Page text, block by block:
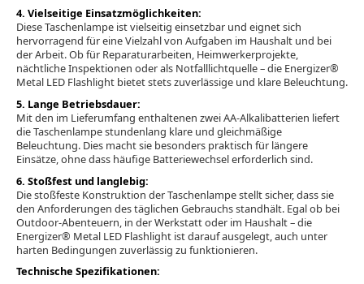
4. Vielseitige Einsatzmöglichkeiten:
Diese Taschenlampe ist vielseitig einsetzbar und eignet sich
hervorragend für eine Vielzahl von Aufgaben im Haushalt und bei
der Arbeit. Ob für Reparaturarbeiten, Heimwerkerprojekte,
nächtliche Inspektionen oder als Notfalllichtquelle – die Energizer®
Metal LED Flashlight bietet stets zuverlässige und klare Beleuchtung.
5. Lange Betriebsdauer:
Mit den im Lieferumfang enthaltenen zwei AA-Alkalibatterien liefert
die Taschenlampe stundenlang klare und gleichmäßige
Beleuchtung. Dies macht sie besonders praktisch für längere
Einsätze, ohne dass häufige Batteriewechsel erforderlich sind.
6. Stoßfest und langlebig:
Die stoßfeste Konstruktion der Taschenlampe stellt sicher, dass sie
den Anforderungen des täglichen Gebrauchs standhält. Egal ob bei
Outdoor-Abenteuern, in der Werkstatt oder im Haushalt – die
Energizer® Metal LED Flashlight ist darauf ausgelegt, auch unter
harten Bedingungen zuverlässig zu funktionieren.
Technische Spezifikationen: